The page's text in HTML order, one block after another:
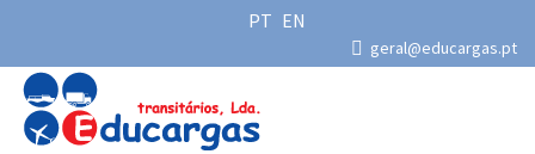
PT EN
geral@educargas.pt